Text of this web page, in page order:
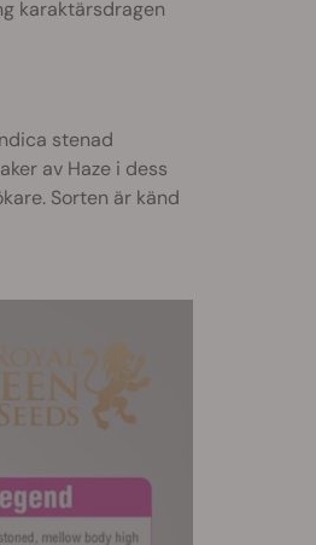
karaktärsdragen
stenad
av Haze i dess
Sorten är känd